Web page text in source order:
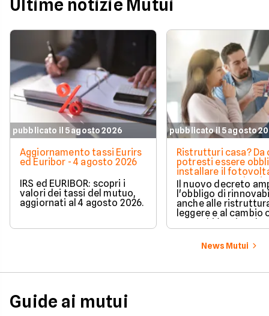
Ultime notizie Mutui
pubblicato il 5 agosto 2026
Aggiornamento tassi Eurirs
ed Euribor - 4 agosto 2026
IRS ed EURIBOR: scopri i
valori dei tassi del mutuo,
aggiornati al 4 agosto 2026.
pubblicato il 5 agosto
Ristrutturi casa? Da
potresti essere
installare il
nuova norma che
milioni di italiani
Il nuovo decreto
l'obbligo di
anche alle
leggere e al cambio
cambia in pratica.
News Mutui
Guide ai mutui